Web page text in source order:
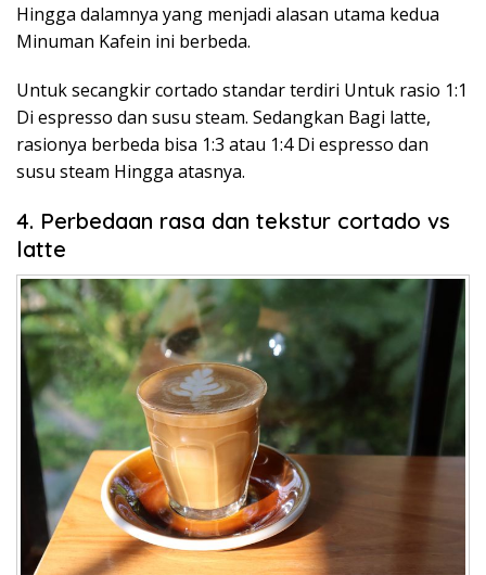
Hingga dalamnya yang menjadi alasan utama kedua
Minuman Kafein ini berbeda.
Untuk secangkir cortado standar terdiri Untuk rasio 1:1
Di espresso dan susu steam. Sedangkan Bagi latte,
rasionya berbeda bisa 1:3 atau 1:4 Di espresso dan
susu steam Hingga atasnya.
4. Perbedaan rasa dan tekstur cortado vs
latte